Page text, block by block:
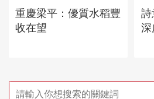
重慶梁平：優質水稻豐
收在望
詩
深